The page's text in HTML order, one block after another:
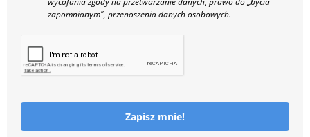
zapomnianym", przenoszenia danych osobowych.
Zapisz mnie!